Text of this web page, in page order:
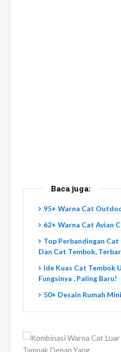
Baca juga:
95+ Warna Cat
62+ Warna Cat Avian
Top Perbandingan
Dan Cat Tembok,
Ide Kuas Cat Tembok
Fungsinya , Paling Baru!
50+ Desain Rumah